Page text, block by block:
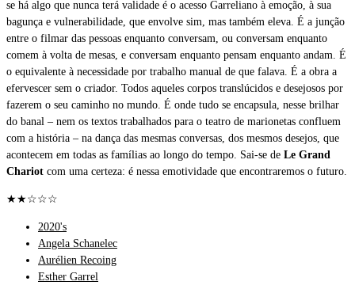
se há algo que nunca terá validade é o acesso Garreliano à emoção, à sua
bagunça e vulnerabilidade, que envolve sim, mas também eleva. É a junção
entre o filmar das pessoas enquanto conversam, ou conversam enquanto
comem à volta de mesas, e conversam enquanto pensam enquanto andam. É
o equivalente à necessidade por trabalho manual de que falava. É a obra a
efervescer sem o criador. Todos aqueles corpos translúcidos e desejosos por
fazerem o seu caminho no mundo. É onde tudo se encapsula, nesse brilhar
do banal – nem os textos trabalhados para o teatro de marionetas confluem
com a história – na dança das mesmas conversas, dos mesmos desejos, que
acontecem em todas as famílias ao longo do tempo. Sai-se de Le Grand
Chariot com uma certeza: é nessa emotividade que encontraremos o futuro.
★★☆☆☆
2020's
Angela Schanelec
Aurélien Recoing
Esther Garrel